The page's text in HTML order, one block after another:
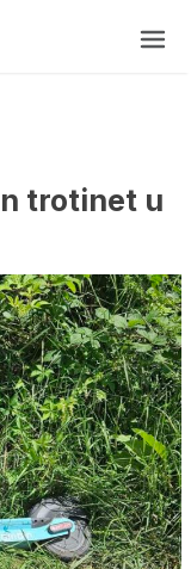
trotinet u